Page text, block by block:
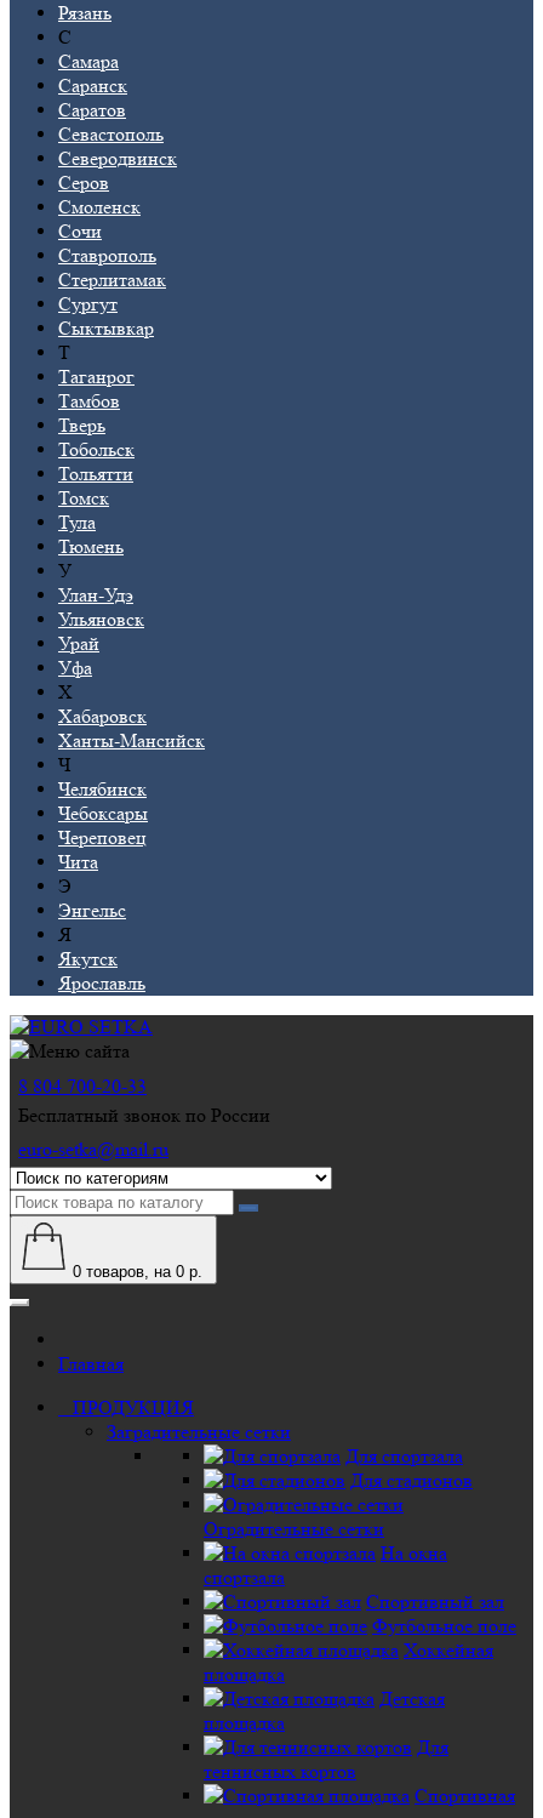
Рязань
С
Самара
Саранск
Саратов
Севастополь
Северодвинск
Серов
Смоленск
Сочи
Ставрополь
Стерлитамак
Сургут
Сыктывкар
Т
Таганрог
Тамбов
Тверь
Тобольск
Тольятти
Томск
Тула
Тюмень
У
Улан-Удэ
Ульяновск
Урай
Уфа
Х
Хабаровск
Ханты-Мансийск
Ч
Челябинск
Чебоксары
Череповец
Чита
Э
Энгельс
Я
Якутск
Ярославль
8 804 700-20-33
Бесплатный звонок по России
euro-setka@mail.ru
0 товаров, на 0 р.
Главная
ПРОДУКЦИЯ
Заградительные сетки
Для спортзала
Для стадионов
Оградительные сетки
На окна
спортзала
Спортивный зал
Футбольное поле
Хоккейная
площадка
Детская
площадка
Для
теннисных кортов
Спортивная